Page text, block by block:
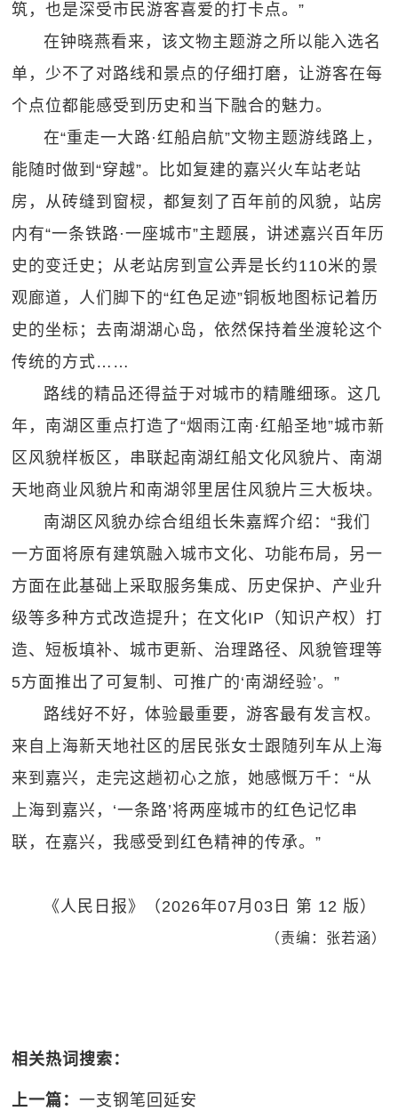
筑，也是深受市民游客喜爱的打卡点。”
在钟晓燕看来，该文物主题游之所以能入选名
单，少不了对路线和景点的仔细打磨，让游客在每
个点位都能感受到历史和当下融合的魅力。
在“重走一大路·红船启航”文物主题游线路上，
能随时做到“穿越”。比如复建的嘉兴火车站老站
房，从砖缝到窗棂，都复刻了百年前的风貌，站房
内有“一条铁路·一座城市”主题展，讲述嘉兴百年历
史的变迁史；从老站房到宣公弄是长约110米的景
观廊道，人们脚下的“红色足迹”铜板地图标记着历
史的坐标；去南湖湖心岛，依然保持着坐渡轮这个
传统的方式……
路线的精品还得益于对城市的精雕细琢。这几
年，南湖区重点打造了“烟雨江南·红船圣地”城市新
区风貌样板区，串联起南湖红船文化风貌片、南湖
天地商业风貌片和南湖邻里居住风貌片三大板块。
南湖区风貌办综合组组长朱嘉辉介绍：“我们
一方面将原有建筑融入城市文化、功能布局，另一
方面在此基础上采取服务集成、历史保护、产业升
级等多种方式改造提升；在文化IP（知识产权）打
造、短板填补、城市更新、治理路径、风貌管理等
5方面推出了可复制、可推广的‘南湖经验’。”
路线好不好，体验最重要，游客最有发言权。
来自上海新天地社区的居民张女士跟随列车从上海
来到嘉兴，走完这趟初心之旅，她感慨万千：“从
上海到嘉兴，‘一条路’将两座城市的红色记忆串
联，在嘉兴，我感受到红色精神的传承。”
《人民日报》（2026年07月03日 第 12 版）
（责编：张若涵）
相关热词搜索：
上一篇：一支钢笔回延安